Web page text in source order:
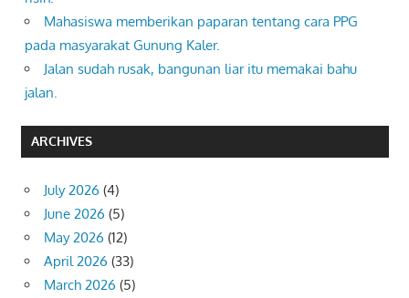
Mahasiswa memberikan paparan tentang cara PPG
pada masyarakat Gunung Kaler.
Jalan sudah rusak, bangunan liar itu memakai bahu
jalan.
ARCHIVES
July 2026 (4)
June 2026 (5)
May 2026 (12)
April 2026 (33)
March 2026 (5)